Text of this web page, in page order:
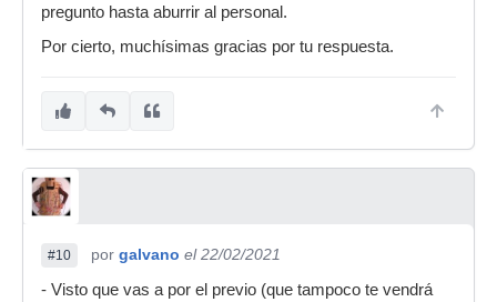
pregunto hasta aburrir al personal.
Por cierto, muchísimas gracias por tu respuesta.
#10 por galvano el 22/02/2021
- Visto que vas a por el previo (que tampoco te vendrá